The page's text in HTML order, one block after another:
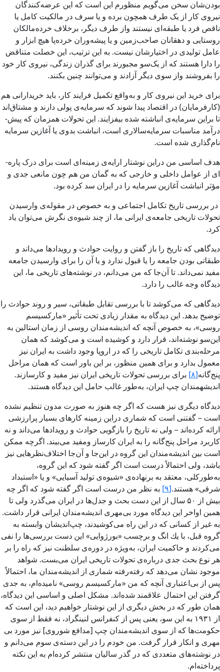
بودن‌شان سخن می‌­گویم منظورم این است که این عرضه­‌کنندگان
نیروی کار از یک طرف همچون برده و یا سرف در مالکیت کامل یا
ناقص فرد یا طبقه‌­ای نیستند واز طرف دیگر، برخلاف خرده­‌مالکان
روستایی و دهقانان صاحب‌زمین و یا پیشه­‌وران خرده­‌پا هیچ ابزار و
عامل تولیدی در اختیارشان نیست. به این ترتیب، این خصلت متناقض
را دارا هستند که از یک‌سو مجبورند برای گذران زندگی، نیروی کار خود
را بفروشند واز سوی دیگر آزادند و می‌­توانند چنین بکنند.
برای خرید این نیروی کار و به‌واقع تکمیل فرایند کار، باید خریدارانی هم
(کارفرمایان) در اقتصاد پیدا شوند که سرمایه‌­ی پولی دارند و مشتاق­‌اند
تا براین سرمایه­‌ی انباشته شده بیفزایند. این تحولات همزمان که پیش‌­
درآمد مناسبات سرمایه­‌سالاری است، انباشت بدوی یا آغازین سرمایه
نام‌­گذاری شده است.
هدف اساسی من دراین نوشتار ارایه‌­ی زمینه‌­ای است برای درک پاره‌­
ای از عوامل داخلی و خارجی که به گمان من هم چون مانعی جدی و
مؤثر انباشت آغازین سرمایه را در ایران سد کرده بود.
در بررسی تاریخ تكامل اجتماعی و به خصوص در مقوله‌ی وارسیدن
تحولات تاریخی جامعه‌­ی ایرانی ما، از چند شیوه­‌ی نگرش می‌توان یاد
كرد.
دیدگاهی كه تاریخ را باز گفتن و روایت حوادث و رویدادها می­‌داند و
طبقاتی بودن جامعه را یا قبول ندارد و یا آن را برای وارسیدن جامعه
مفید نمی‌­داند. تا آن‌جا كه من می‌­دانم، در نوشته‌­های تاریخی ما، این
دیدگاه وجه غالب را دارد.
دیدگاهی كه می­‌كوشد تا با بررسی تقابل طبقاتی، سیر و روند حوادث را
توضیح بدهد. این دیدگاه به مقدار زیادی تحت تأثیر «ماركسیسم
روسی»، به خصوص آنچه كه اندیشه‌­مندان روسی از زمان استالین به
این‌سو نوشته‌­اند، قرار دارد و كوشیده است و می‌كوشد كه همان
مرحله­‌بندی تكامل تاریخی را كه در اروپا وجود داشت به ایران نیز
معمول بدارد و برای همین منظور،‌ بر این باور است كه همان مراحل
پنج‌گانه[۸]
برای بررسی تحولات تاریخی ایران نیز مفید و كارسازند.
اندیشه­مندان چپ ایران، به‌طور غالب حامل این دیدگاه هستند.
دیدگاه دیگری نیز هست كه اگر چه هنوز به صورت مدون تنظیم نشده
است – گفتنی است كه شماری دراین زمینه كارهای بسیار پرارزشی
ارائه کرده‌­اند – ولی نه تاریخ را بازگویی حوادث و رویدادها می‌­داند و نه
كاربرد مراحل پنج‌گانه را به ایران كارساز ومفید می‌بیند. اگرچه ممكن
است بین اندیشه‌­مندان این گروه در این‌جا و آن‌جا اختلاف‌نظرهایی نیز
باشد، ولی احتمالاً درست است اگر گفته شود كه این گروه،
به‌طوركلی، معتقد به برنهاده‌ی «شیوه‌ی تولید آسیایی»‌ و یا «استبداد
شرقی» هستند.[۹]
به نظر من درست است اگر گفته شود كه اگر چه
بیش از ۵۰ سال از این دست بحث و جدل­‌ها در ایران می­‌گذرد ولی تا
همین اواخر این دیدگاه مورد بی­‌مهری اندیشه­‌مندان ایرانی قرار داشت.
به غیر از كسانی كه در این راه می­‌كوشیدند، چپ‌­اندیشان وابسته به
گروه قبل، با یك انگ و برچسب «بورژوایی» این دست بررسی­‌ها را نفی
می‌­كردند و حاكمیت ایران، به‌ویژه در دوره‌­ی سلطنت نیز كه راه را بر
هر نوع بحث جدی درباره‌­ی تحولات تاریخی ایران می‌­بست. شواهد
موجود نشان می‌­دهد كه رفته‌­رفته شماری از اندیشه‌­مندان ما، احتمالاً
پس از بی‌اعتباری آنچه كه من «ماركسیسم روسی» نامیده­‌ام، به جدی
گرفتن این احتمال علاقمند شده­‌اند. مشكل اصلی و اساسی این دیدگاه،
همان طور كه در بخش دیگری از این نوشتار خواهیم دید، این است كه
از ۱۹۳۱ به این سو، یعنی پس از كنفرانس لنین­گراد، نه فقط از سوی
حكومت‌­ها كه از سوی اندیشه­‌مندان چپ [مدافع شوروی] نیز مورد بی­‌
مهری و انكار قرار گرفت. من خودم را در این دسته‌ی سوم می‌­دانم و
در نوشته‌­های متعددی که در گذر سالیان منتشر کرده­‌ام به این نکته
پرداخته‌­ام.